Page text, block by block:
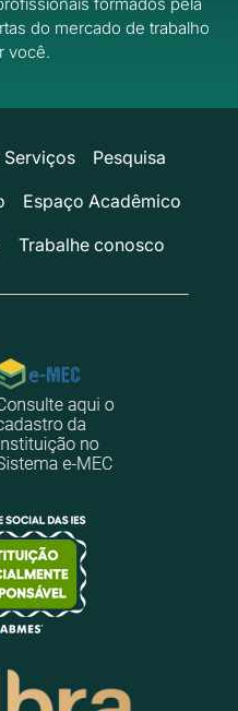
do mercado de trabalho
você.
Serviços
Pesquisa
Espaço Acadêmico
Trabalhe conosco